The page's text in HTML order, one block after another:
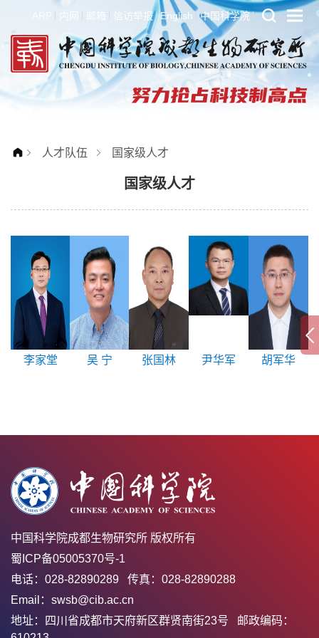
ARP 内网 邮箱 信访举报 English 中国科学院
人才队伍 国家级人才
国家级人才
李家堂 吴 宁 张国林 尹华军 胡军华
中国科学院成都生物研究所 版权所有
蜀ICP备05005370号-1
电话：028-82890289 传真：028-82890288
Email：swsb@cib.ac.cn
地址：四川省成都市天府新区群贤南街23号 邮政编码：